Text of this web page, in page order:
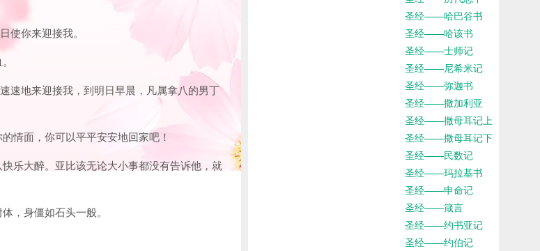
使你来迎接我。
速地来迎接我，到明日早晨，凡属拿八的男丁
情面，你可以平平安安地回家吧！
乐大醉。亚比该无论大小事都没有告诉他，就
，身僵如石头一般。
圣经——哈巴谷书
圣经——哈该书
圣经——士师记
圣经——尼希米记
圣经——弥迦书
圣经——撒加利亚
圣经——撒母耳记上
圣经——撒母耳记下
圣经——民数记
圣经——玛拉基书
圣经——申命记
圣经——箴言
圣经——约书亚记
圣经——约伯记